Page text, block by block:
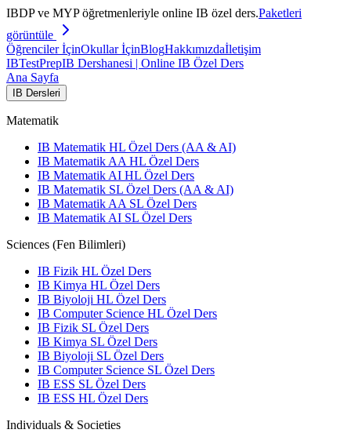
IBDP ve MYP öğretmenleriyle online IB özel ders.Paketleri
görüntüle
Öğrenciler İçinOkullar İçinBlogHakkımızdaİletişim
IBTestPrepIB Dershanesi | Online IB Özel Ders
Ana Sayfa
IB Dersleri
Matematik
IB Matematik HL Özel Ders (AA & AI)
IB Matematik AA HL Özel Ders
IB Matematik AI HL Özel Ders
IB Matematik SL Özel Ders (AA & AI)
IB Matematik AA SL Özel Ders
IB Matematik AI SL Özel Ders
Sciences (Fen Bilimleri)
IB Fizik HL Özel Ders
IB Kimya HL Özel Ders
IB Biyoloji HL Özel Ders
IB Computer Science HL Özel Ders
IB Fizik SL Özel Ders
IB Kimya SL Özel Ders
IB Biyoloji SL Özel Ders
IB Computer Science SL Özel Ders
IB ESS SL Özel Ders
IB ESS HL Özel Ders
Individuals & Societies